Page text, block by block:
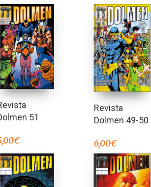
51
€
Revista
Dolmen 49-50
6,00€